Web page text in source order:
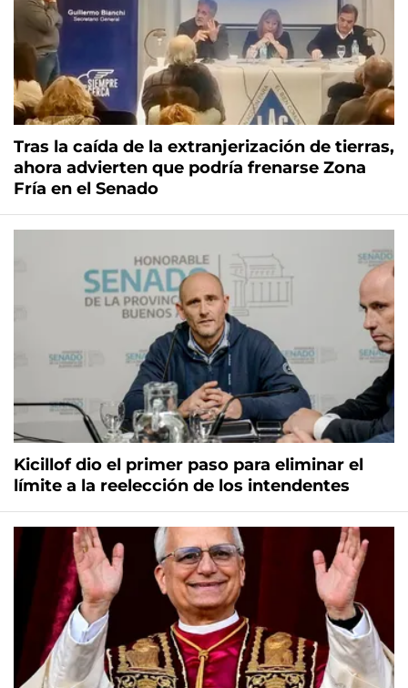
Tras la caída de la extranjerización de tierras,
ahora advierten que podría frenarse Zona
Fría en el Senado
Kicillof dio el primer paso para eliminar el
límite a la reelección de los intendentes